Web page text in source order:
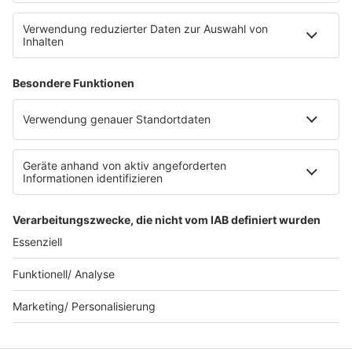
SERVICE
Datenschutz
Datenschutzerklärung zur sunshine live App
Impressum
Teilnahmebedingungen
SUNSHINE LIVE 24/7 ELECTRONIC
© sunshine live / realisiert auf Basis von resc.web, dem CMS von resc.